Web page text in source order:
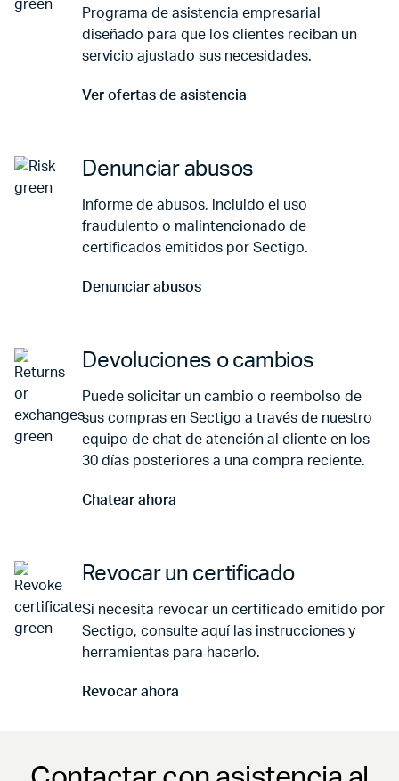
Programa de asistencia empresarial
diseñado para que los clientes reciban un
servicio ajustado sus necesidades.
Ver ofertas de asistencia
Ir a Ver ofertas de asistencia
Denunciar abusos
Informe de abusos, incluido el uso
fraudulento o malintencionado de
certificados emitidos por Sectigo.
Denunciar abusos
Ir a Denunciar abusos
Devoluciones o cambios
Puede solicitar un cambio o reembolso de
sus compras en Sectigo a través de nuestro
equipo de chat de atención al cliente en los
30 días posteriores a una compra reciente.
Chatear ahora
Ir a Chatear ahora
Revocar un certificado
Si necesita revocar un certificado emitido por
Sectigo, consulte aquí las instrucciones y
herramientas para hacerlo.
Revocar ahora
Ir a Revocar ahora